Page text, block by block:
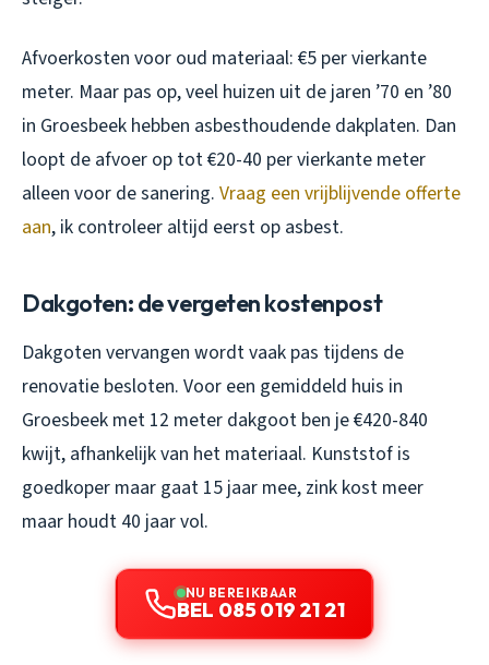
Afvoerkosten voor oud materiaal: €5 per vierkante
meter. Maar pas op, veel huizen uit de jaren ’70 en ’80
in Groesbeek hebben asbesthoudende dakplaten. Dan
loopt de afvoer op tot €20-40 per vierkante meter
alleen voor de sanering. Vraag een vrijblijvende offerte
aan, ik controleer altijd eerst op asbest.
Dakgoten: de vergeten kostenpost
Dakgoten vervangen wordt vaak pas tijdens de
renovatie besloten. Voor een gemiddeld huis in
Groesbeek met 12 meter dakgoot ben je €420-840
kwijt, afhankelijk van het materiaal. Kunststof is
goedkoper maar gaat 15 jaar mee, zink kost meer
maar houdt 40 jaar vol.
NU BEREIKBAAR
BEL 085 019 21 21